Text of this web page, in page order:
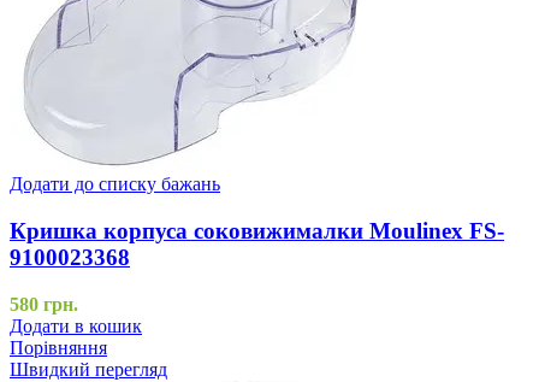
Додати до списку бажань
Кришка корпуса соковижималки Moulinex FS-
9100023368
580 грн.
Додати в кошик
Порівняння
Швидкий перегляд